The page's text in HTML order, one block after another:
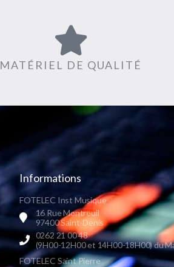
MATÉRIEL DE QUALITÉ
Informations
FOTELEC Inst Musique
16 Rue Montreuil
97400 Saint-Denis
0262 21 00 48
(9H00-12H00 et 14H00-18H00) du
FOTELEC Saint Pierre